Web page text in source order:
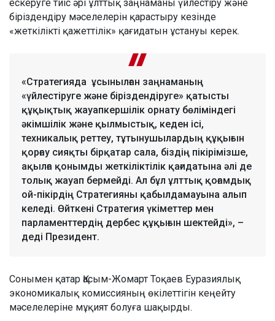
ескеруге тиіс әрі ұлттық заңнаманы үйлестіру және
біріздендіру мәселелерін қарастыру кезінде
«жеткілікті қажеттілік» қағидатын ұстануы керек.
«Стратегияда ұсынылған заңнаманың
«үйлестіруге және біріздендіруге» қатысты
құқықтық жауапкершілік орнату бөліміндегі
әкімшілік және қылмыстық, кеден ісі,
техникалық реттеу, тұтынушылардың құқығын
қорғау сияқты бірқатар сала, біздің пікірімізше,
ақылға қонымды жеткіліктілік қағидатына әлі де
толық жауап бермейді. Ал бұл ұлттық қоғамдық
ой-пікірдің Стратегияны қабылдамауына алып
келеді. Өйткені Стратегия үкіметтер мен
парламенттердің дербес құқығын шектейді», –
деді Президент.
Сонымен қатар Қасым-Жомарт Тоқаев Еуразиялық
экономикалық комиссияның өкілеттігін кеңейту
мәселелеріне мұқият болуға шақырды.